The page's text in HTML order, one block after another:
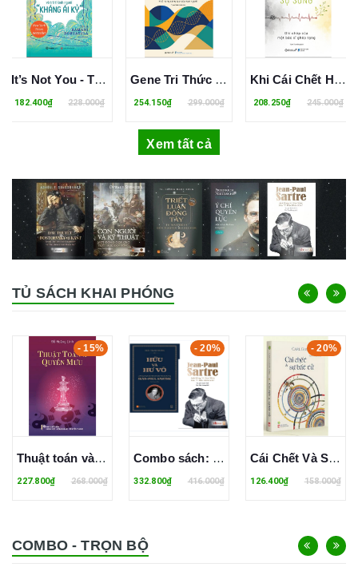
It’s Not You - Thoát Khỏi Bẫy Thao Túng Tâm Lý Và Trở Thành Người "Kháng Ái Kỉ" - Ramani Durvasula
182.400₫ 228.000₫
Gene Tri Thức - Siêu Gene Kỳ Diệu Và Khả Năng Sáng Tạo Của Loài Người - Lynne Kelly
254.150₫ 299.000₫
Khi Cái Chết Hóa Thành Sự Sống - Ghi Chép Của Một Bác Sĩ Ghép Tạng - Joshua D. Mezrich
208.250₫ 245.000₫
Xem tất cả
TỦ SÁCH KHAI PHÓNG
- 15%
Thuật toán và Quyền mưu - Đỗ Hoàng Linh
227.800₫ 268.000₫
- 20%
Combo sách: Hữu và Hư vô - Một khảo sát hữu thể học hiện tượng học của Jean-Paul Sartre + Jean-Paul Sartre - Anh Hùng Và Nạn Nhân Của "Ý Thức Khốn Khổ"
332.800₫ 416.000₫
- 20%
Cái Chết Và Sự Bất Tử - Carl Gustav Jung
126.400₫ 158.000₫
COMBO - TRỌN BỘ